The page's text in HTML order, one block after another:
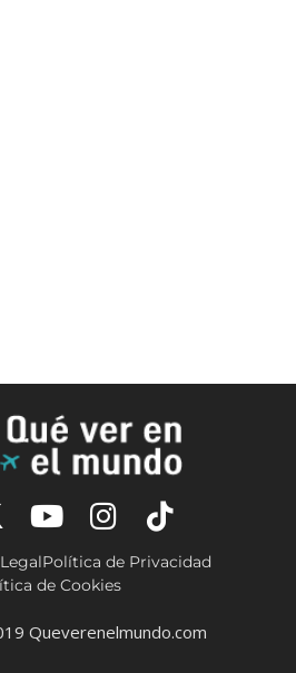
Política de Privacidad
de Cookies
Queverenelmundo.com